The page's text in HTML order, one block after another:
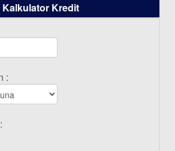
Pemenang Undian TAMASHA
2025
2025
Pemenang Undian TAMASHA
2025
Kalkulator Kredit
: